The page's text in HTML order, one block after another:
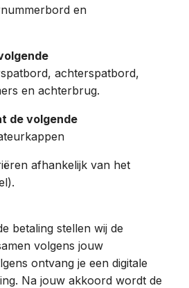
en
achterspatbord,
en achterbrug.
de volgende
afhankelijk van het
betaling stellen wij de
volgens jouw
ontvang je een digitale
Na jouw akkoord wordt de